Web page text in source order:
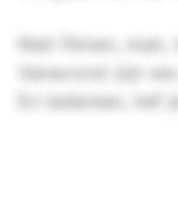
Niet filmen,
Vanavond zijn
En iedereen, hef